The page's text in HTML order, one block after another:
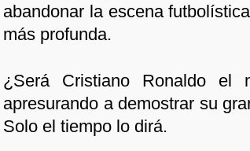
abandonar la escena
más profunda.
¿Será Cristiano Ronaldo el
apresurando a demostrar su
Solo el tiempo lo dirá.